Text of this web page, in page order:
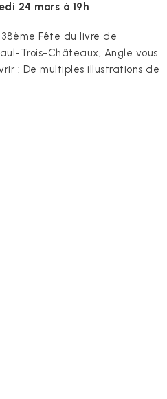
24 mars à 19h
Fête du livre de
Trois-Châteaux, Angle vous
: De multiples illustrations de